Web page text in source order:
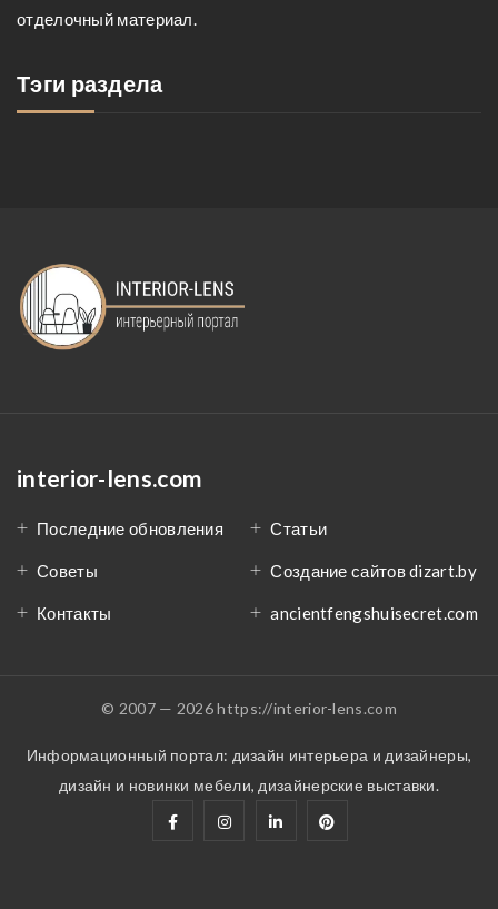
отделочный материал.
Тэги раздела
interior-lens.com
Последние обновления Статьи
Советы Создание сайтов dizart.by
Контакты ancientfengshuisecret.com
© 2007 — 2026 https://interior-lens.com
Информационный портал: дизайн интерьера и дизайнеры,
дизайн и новинки мебели, дизайнерские выставки.